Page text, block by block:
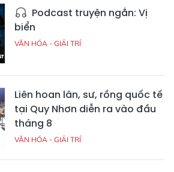
Podcast truyện ngắn: Vị
biển
VĂN HÓA - GIẢI TRÍ
Liên hoan lân, sư, rồng quốc tế
tại Quy Nhơn diễn ra vào đầu
tháng 8
VĂN HÓA - GIẢI TRÍ